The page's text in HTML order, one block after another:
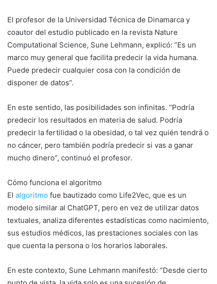
El profesor de la Universidad Técnica de Dinamarca y
coautor del estudio publicado en la revista Nature
Computational Science, Sune Lehmann, explicó: “Es un
marco muy general que facilita predecir la vida humana.
Puede predecir cualquier cosa con la condición de
disponer de datos”.
En este sentido, las posibilidades son infinitas. “Podría
predecir los resultados en materia de salud. Podría
predecir la fertilidad o la obesidad, o tal vez quién tendrá o
no cáncer, pero también podría predecir si vas a ganar
mucho dinero”, continuó el profesor.
Cómo funciona el algoritmo
El algoritmo fue bautizado como Life2Vec, que es un
modelo similar al ChatGPT, pero en vez de utilizar datos
textuales, analiza diferentes estadísticas como nacimiento,
sus estudios médicos, las prestaciones sociales con las
que cuenta la persona o los horarios laborales.
En este contexto, Sune Lehmann manifestó: “Desde cierto